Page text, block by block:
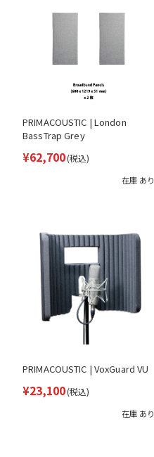
PRIMACOUSTIC | London
BassTrap Grey
¥62,700(税込)
在庫 あり
PRIMACOUSTIC | VoxGuard VU
¥23,100(税込)
在庫 あり